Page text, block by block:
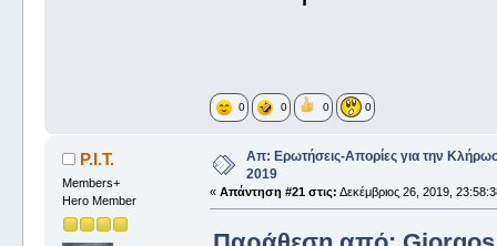
0 0 0 0
P.I.T.
Members+
Hero Member
Απ: Ερωτήσεις-Απορίες για την
2019
«Απάντηση #21 στις: Δεκέμβριος 26, 2019,